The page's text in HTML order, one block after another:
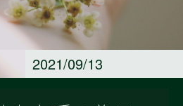
2021/09/13